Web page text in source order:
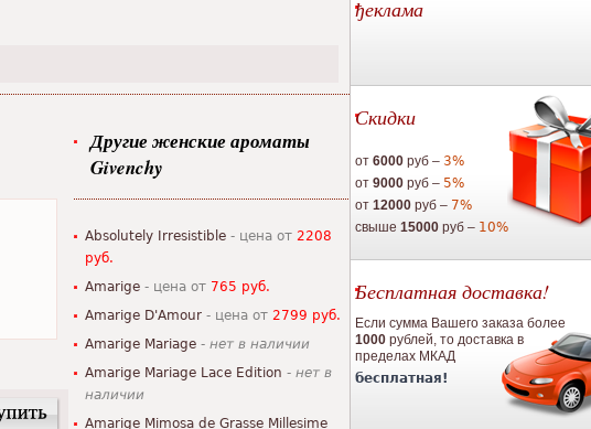
Другие женские ароматы
Givenchy
Absolutely Irresistible - цена от 2208
руб.
Amarige - цена от 765 руб.
Amarige D'Amour - цена от 2799 руб.
Amarige Mariage - нет в наличии
Amarige Mariage Lace Edition - нет в
наличии
Amarige Mimosa de Grasse Millesime
ђеклама
Скидки
от 6000 руб – 3%
от 9000 руб – 5%
от 12000 руб – 7%
свыше 15000 руб – 10%
Бесплатная доставка!
Если сумма Вашего заказа более
1000 рублей, то доставка в
пределах МКАД
бесплатная!